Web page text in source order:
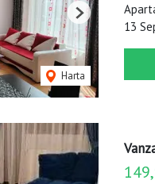
Harta
Next
13